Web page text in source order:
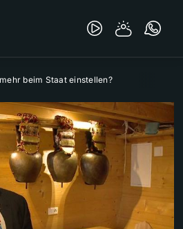
beim Staat einstellen?